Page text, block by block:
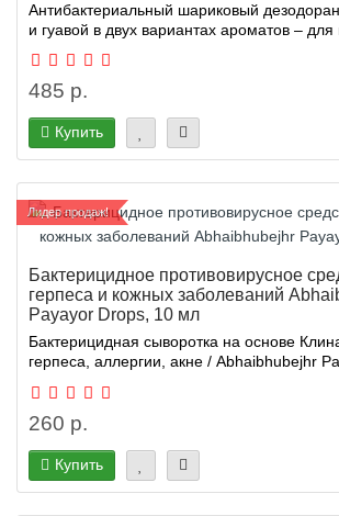
Антибактериальный шариковый
и гуавой в двух вариантах ароматов – для
485 р.
Купить
Лидер продаж!
Бактерицидное противовирусное
герпеса и кожных заболеваний
Payayor Drops, 10 мл
Бактерицидная сыворотка на основе
герпеса, аллергии, акне / Abhaibhubejhr
260 р.
Купить